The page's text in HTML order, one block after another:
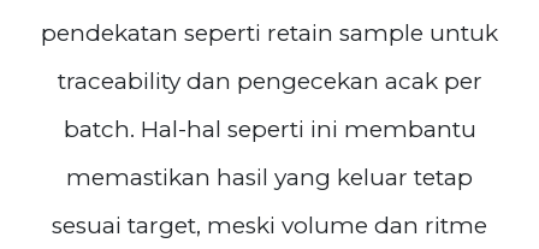
pendekatan seperti retain sample untuk
traceability dan pengecekan acak per
batch. Hal-hal seperti ini membantu
memastikan hasil yang keluar tetap
sesuai target, meski volume dan ritme